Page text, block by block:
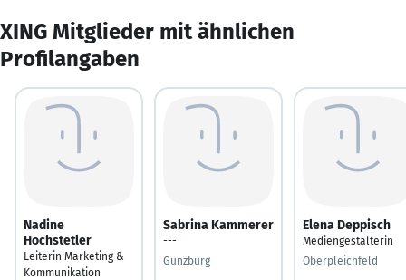
XING Mitglieder mit ähnlichen
Profilangaben
Nadine
Hochstetler
Leiterin Marketing &
Kommunikation
Sabrina Kammerer
---
Günzburg
Elena Deppisch
Mediengestalterin
Oberpleichfeld